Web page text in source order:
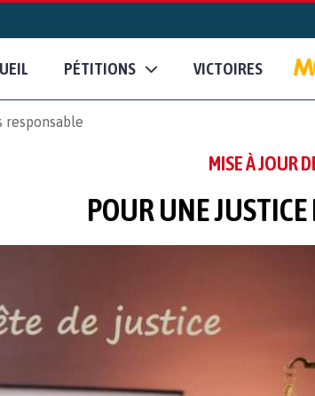
PÉTITIONS VICTOIRES
responsable
MISE À JOUR
POUR UNE